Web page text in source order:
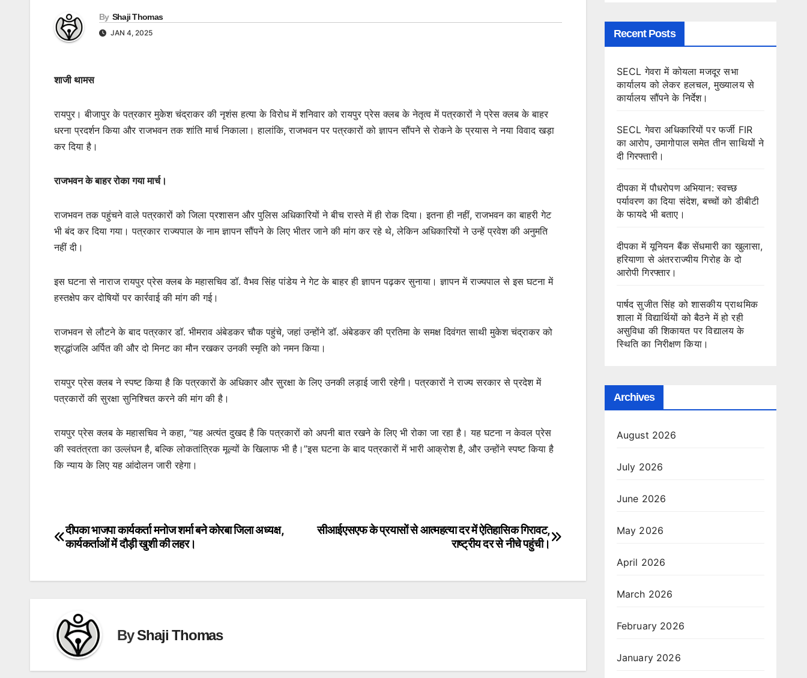
By Shaji Thomas
JAN 4, 2025
शाजी थामस
रायपुर। बीजापुर के पत्रकार मुकेश चंद्राकर की नृशंस हत्या के विरोध में शनिवार को रायपुर प्रेस क्लब के नेतृत्व में पत्रकारों ने प्रेस क्लब के बाहर
धरना प्रदर्शन किया और राजभवन तक शांति मार्च निकाला। हालांकि, राजभवन पर पत्रकारों को ज्ञापन सौंपने से रोकने के प्रयास ने नया विवाद खड़ा
कर दिया है।
राजभवन के बाहर रोका गया मार्च।
राजभवन तक पहुंचने वाले पत्रकारों को जिला प्रशासन और पुलिस अधिकारियों ने बीच रास्ते में ही रोक दिया। इतना ही नहीं, राजभवन का बाहरी गेट
भी बंद कर दिया गया। पत्रकार राज्यपाल के नाम ज्ञापन सौंपने के लिए भीतर जाने की मांग कर रहे थे, लेकिन अधिकारियों ने उन्हें प्रवेश की अनुमति
नहीं दी।
इस घटना से नाराज रायपुर प्रेस क्लब के महासचिव डॉ. वैभव सिंह पांडेय ने गेट के बाहर ही ज्ञापन पढ़कर सुनाया। ज्ञापन में राज्यपाल से इस घटना में
हस्तक्षेप कर दोषियों पर कार्रवाई की मांग की गई।
राजभवन से लौटने के बाद पत्रकार डॉ. भीमराव अंबेडकर चौक पहुंचे, जहां उन्होंने डॉ. अंबेडकर की प्रतिमा के समक्ष दिवंगत साथी मुकेश चंद्राकर को
श्रद्धांजलि अर्पित की और दो मिनट का मौन रखकर उनकी स्मृति को नमन किया।
रायपुर प्रेस क्लब ने स्पष्ट किया है कि पत्रकारों के अधिकार और सुरक्षा के लिए उनकी लड़ाई जारी रहेगी। पत्रकारों ने राज्य सरकार से प्रदेश में
पत्रकारों की सुरक्षा सुनिश्चित करने की मांग की है।
रायपुर प्रेस क्लब के महासचिव ने कहा, “यह अत्यंत दुखद है कि पत्रकारों को अपनी बात रखने के लिए भी रोका जा रहा है। यह घटना न केवल प्रेस
की स्वतंत्रता का उल्लंघन है, बल्कि लोकतांत्रिक मूल्यों के खिलाफ भी है।”इस घटना के बाद पत्रकारों में भारी आक्रोश है, और उन्होंने स्पष्ट किया है
कि न्याय के लिए यह आंदोलन जारी रहेगा।
Post
सीआईएसएफ के प्रयासों से आत्महत्या दर में ऐतिहासिक गिरावट,
राष्ट्रीय दर से नीचे पहुंची।
दीपका भाजपा कार्यकर्ता मनोज शर्मा बने कोरबा जिला अध्यक्ष,
कार्यकर्ताओं में दौड़ी खुशी की लहर।
ByShaji Thomas
Recent Posts
SECL गेवरा में कोयला मजदूर सभा
कार्यालय को लेकर हलचल, मुख्यालय से
कार्यालय सौंपने के निर्देश।
SECL गेवरा अधिकारियों पर फर्जी FIR
का आरोप, उमागोपाल समेत तीन साथियों ने
दी गिरफ्तारी।
दीपका में पौधरोपण अभियान: स्वच्छ
पर्यावरण का दिया संदेश, बच्चों को डीबीटी
के फायदे भी बताए।
दीपका में यूनियन बैंक सेंधमारी का खुलासा,
हरियाणा से अंतरराज्यीय गिरोह के दो
आरोपी गिरफ्तार।
पार्षद सुजीत सिंह को शासकीय प्राथमिक
शाला में विद्यार्थियों को बैठने में हो रही
असुविधा की शिकायत पर विद्यालय के
स्थिति का निरीक्षण किया।
Archives
August 2026
July 2026
June 2026
May 2026
April 2026
March 2026
February 2026
January 2026